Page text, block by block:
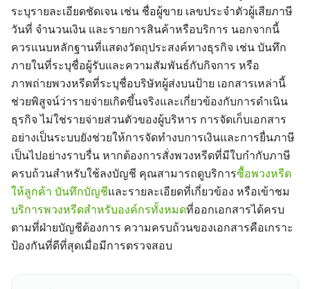
ระบุรายละเอียดชัดเจน เช่น ชื่อผู้ขาย เลขประจำตัวผู้เสียภาษี
วันที่ จำนวนเงิน และรายการสินค้าหรือบริการ นอกจากนี้
ควรแนบหลักฐานที่แสดงวัตถุประสงค์ทางธุรกิจ เช่น บันทึก
ภายในที่ระบุชื่อผู้รับและความสัมพันธ์กับกิจการ หรือ
ภาพถ่ายพวงหรีดที่ระบุชื่อบริษัทผู้ส่งบนป้าย เอกสารเหล่านี้
ช่วยพิสูจน์ว่ารายจ่ายเกิดขึ้นจริงและเกี่ยวข้องกับการดำเนิน
ธุรกิจ ไม่ใช่รายจ่ายส่วนตัวของผู้บริหาร การจัดเก็บเอกสาร
อย่างเป็นระบบยังช่วยให้การจัดทำงบการเงินและการยื่นภาษี
เป็นไปอย่างราบรื่น หากต้องการสั่งพวงหรีดที่มีใบกำกับภาษี
ครบถ้วนสำหรับใช้ลงบัญชี คุณสามารถดูบริการซื้อพวงหรีด
ให้ลูกค้า บันทึกบัญชีและรายละเอียดที่เกี่ยวข้อง หรือเข้าชม
บริการพวงหรีดสำหรับองค์กรทั้งหมดที่ออกเอกสารได้ครบ
ตามที่ฝ่ายบัญชีต้องการ ความครบถ้วนของเอกสารคือเกราะ
ป้องกันที่ดีที่สุดเมื่อมีการตรวจสอบ